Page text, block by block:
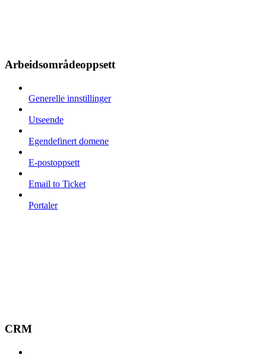
Arbeidsområdeoppsett
Generelle innstillinger
Utseende
Egendefinert domene
E-postoppsett
Email to Ticket
Portaler
CRM